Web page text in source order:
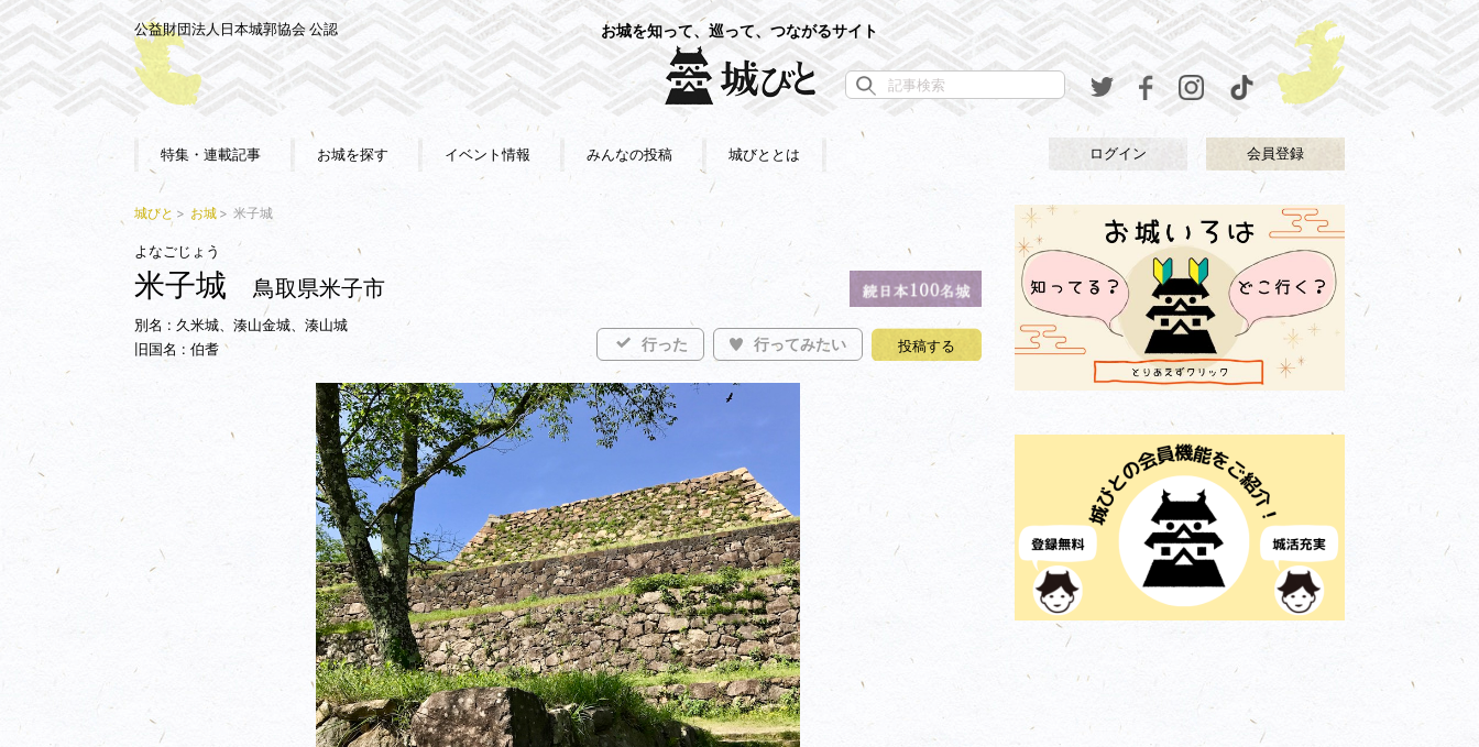
公益財団法人日本城郭協会 公認 お城を知って、巡って、つながるサイト
特集・連載記事 お城を探す イベント情報 みんなの投稿 城びととは ログイン 会員登録
城びと お城 米子城
よなごじょう
米子城 鳥取県米子市
別名 : 久米城、湊山金城、湊山城
旧国名 : 伯耆
行った 行ってみたい 投稿する